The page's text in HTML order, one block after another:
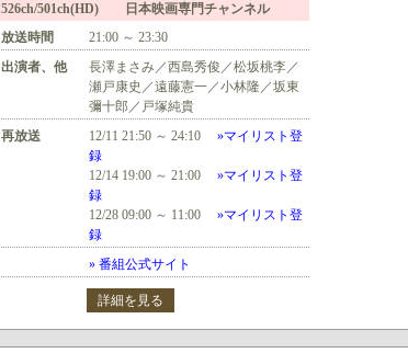
526ch/501ch(HD) 日本映画専門チャンネル
放送時間
21:00 ～ 23:30
出演者、他
長澤まさみ／西島秀俊／松坂桃李／
瀬戸康史／遠藤憲一／小林隆／坂東
彌十郎／戸塚純貴
再放送
12/11 21:50 ～ 24:10
»マイリスト登
録
12/14 19:00 ～ 21:00
»マイリスト登
録
12/28 09:00 ～ 11:00
»マイリスト登
録
» 番組公式サイト
詳細を見る